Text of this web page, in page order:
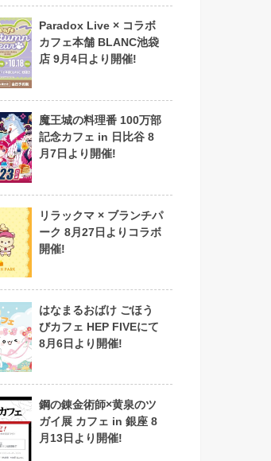
Paradox Live × コラボ
カフェ本舗 BLANC池袋
店 9月4日より開催!
魔王城の料理番 100万部
記念カフェ in 日比谷 8
月7日より開催!
リラックマ × ブランチパ
ーク 8月27日よりコラボ
開催!
はなまるおばけ ごほう
びカフェ HEP FIVEにて
8月6日より開催!
鋼の錬金術師×黄泉のツ
ガイ展 カフェ in 銀座 8
月13日より開催!